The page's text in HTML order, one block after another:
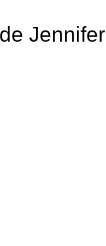
Jennifer